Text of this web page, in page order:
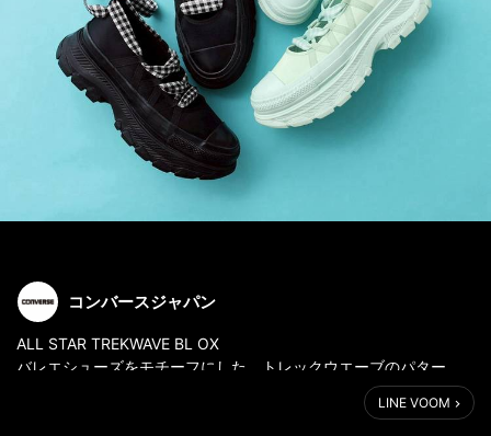
コンバースジャパン
ALL STAR TREKWAVE BL OX
バレエシューズをモチーフにした、トレックウエーブのパター
サテン素材のアッパーと、足首まで巻き上げられるギンガムチェ
LINE VOOM